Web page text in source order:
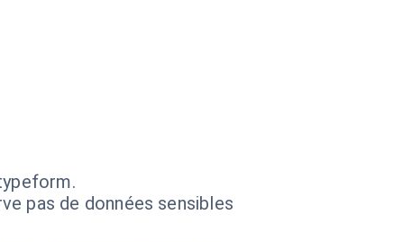
pas de données sensibles